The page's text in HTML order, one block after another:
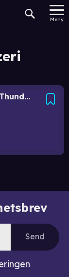
Meny
United States Air Force: Thunderbirds
Send